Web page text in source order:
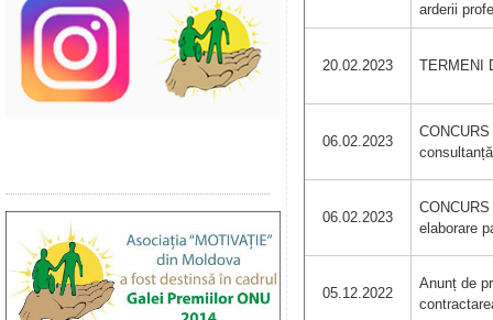
arderii
20.02.2023 TERMENI
06.02.2023
06.02.2023
elaborare
05.12.2022
Anunț de